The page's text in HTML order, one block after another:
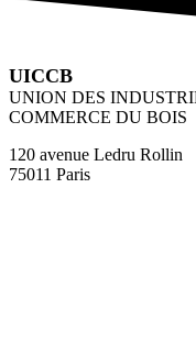
UICCB
UNION DES
COMMERCE DU BOIS
120 avenue Ledru Rollin
75011 Paris